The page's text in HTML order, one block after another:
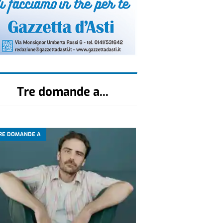
Tre domande a...
DOMANDE A